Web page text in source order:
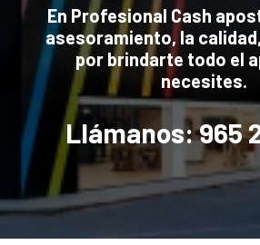
En Profesional Cash
asesoramiento, la
por brindarte todo el
necesites.
Llámanos: 965